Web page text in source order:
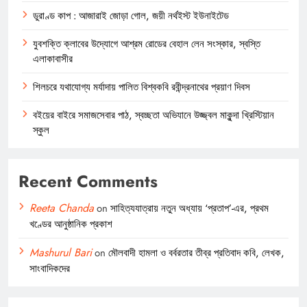
ডুরাণ্ড কাপ : আজারাই জোড়া গোল, জয়ী নর্থইস্ট ইউনাইটেড
যুবশক্তি ক্লাবের উদ্যোগে আশ্রম রোডের বেহাল লেন সংস্কার, স্বস্তি
এলাকাবাসীর
শিলচরে যথাযোগ্য মর্যাদায় পালিত বিশ্বকবি রবীন্দ্রনাথের প্রয়াণ দিবস
বইয়ের বাইরে সমাজসেবার পাঠ, স্বচ্ছতা অভিযানে উজ্জ্বল মাকুন্দা খ্রিস্টিয়ান
স্কুল
Recent Comments
Reeta Chandaon সাহিত্যযাত্রায় নতুন অধ্যায় ‘প্রতাপ’-এর, প্রথম
খণ্ডের আনুষ্ঠানিক প্রকাশ
Mashurul Barion মৌলবাদী হামলা ও বর্বরতার তীব্র প্রতিবাদ কবি, লেখক,
সাংবাদিকদের